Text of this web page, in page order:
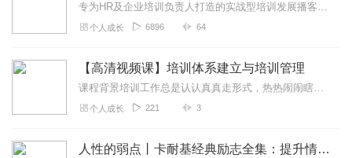
专为HR及企业培训负责人打造的实战型培训发展播客，拒绝空洞理论和形式化流程，聚焦“低成本、高落地、能成长”的核心价值。不管是个人想提升技能、管理者想带教下...
个人成长 6896 64
【高清视频课】培训体系建立与培训管理
课程背景培训工作总是认认真真走形式，热热闹闹瞎折腾，辛辛苦苦挨批评；培训工作总是说的时候重要，做的时候次要，忙的时候不要；培训活动总是老师讲得很激动，员工听得很...
个人成长 221 3
人性的弱点丨卡耐基经典励志全集：提升情商和沟通技巧